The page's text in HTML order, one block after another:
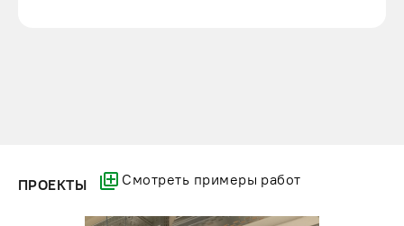
ПРОЕКТЫ Смотреть примеры работ